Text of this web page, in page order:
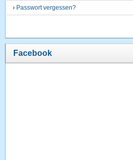
› Passwort vergessen?
Facebook